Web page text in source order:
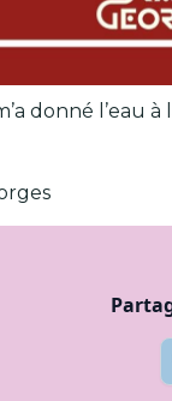
donné l’eau